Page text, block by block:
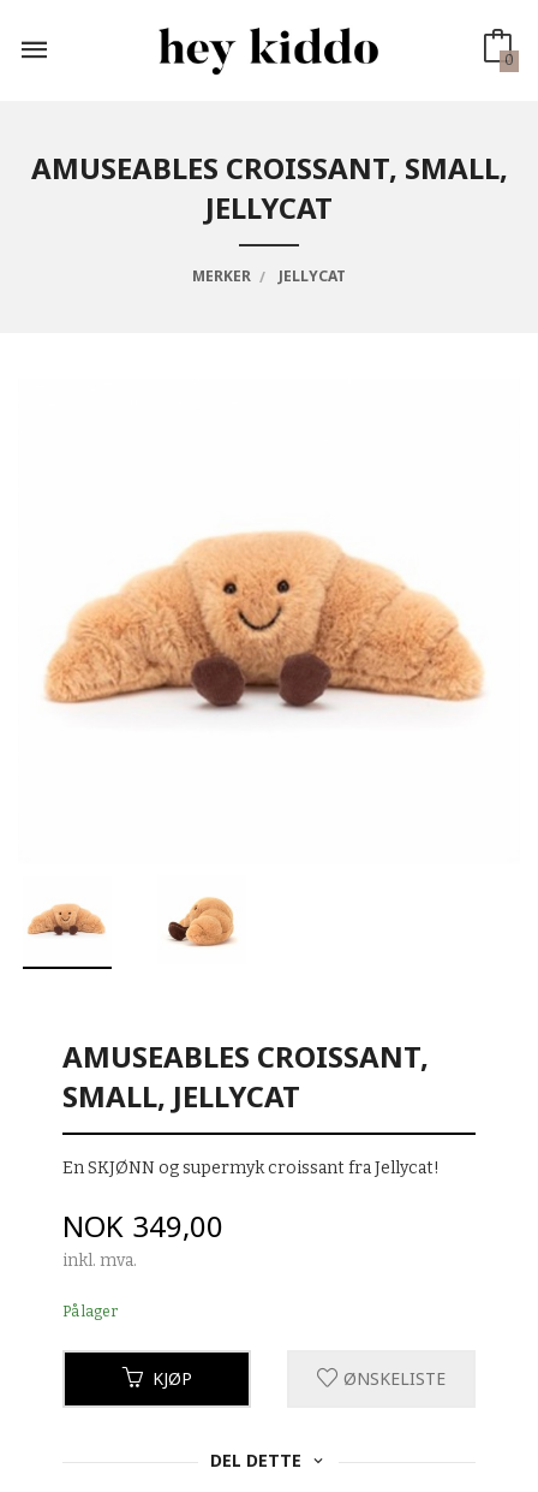
innholdet
0
AMUSEABLES CROISSANT, SMALL,
JELLYCAT
MERKER JELLYCAT
AMUSEABLES CROISSANT,
SMALL, JELLYCAT
En SKJØNN og supermyk croissant fra Jellycat!
Pris
NOK 349,00
inkl. mva.
På lager
KJØP ØNSKELISTE
DEL DETTE